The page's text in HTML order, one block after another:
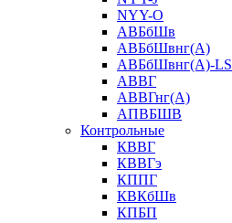
NYY-O
АВБбШв
АВБбШвнг(А)
АВБбШвнг(А)-LS
АВВГ
АВВГнг(А)
АПВБШВ
Контрольные
КВВГ
КВВГэ
КППГ
КВКбШв
КПБП